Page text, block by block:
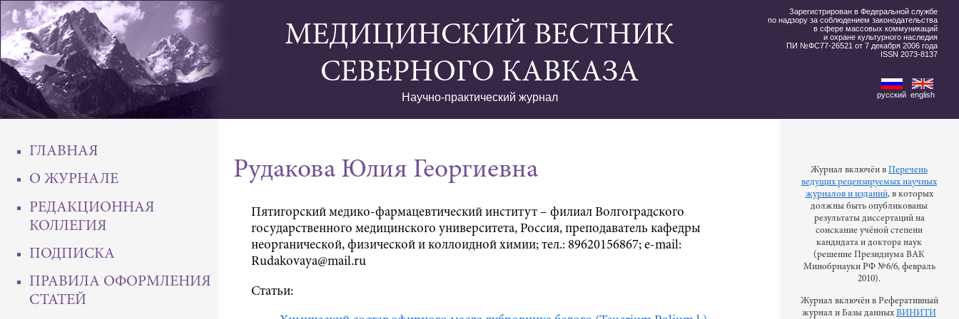
МЕДИЦИНСКИЙ ВЕСТНИК
СЕВЕРНОГО КАВКАЗА
Научно-практический журнал
Зарегистрирован в Федеральной службе
по надзору за соблюдением законодательства
в сфере массовых коммуникаций
и охране культурного наследия
ПИ №ФС77-26521 от 7 декабря 2006 года
ISSN 2073-8137
русский english
ГЛАВНАЯ
О ЖУРНАЛЕ
РЕДАКЦИОННАЯ
КОЛЛЕГИЯ
ПОДПИСКА
ПРАВИЛА ОФОРМЛЕНИЯ
СТАТЕЙ
Журнал включён в Перечень
ведущих рецензируемых научных
журналов и изданий, в которых
должны быть опубликованы
результаты диссертаций на
соискание учёной степени
кандидата и доктора наук
(решение Президиума ВАК
Минобрнауки РФ №6/6, февраль
2010).
Журнал включён в Реферативный
журнал и Базы данныхВИНИТИ
Рудакова Юлия Георгиевна
Пятигорский медико-фармацевтический институт – филиал Волгоградского
государственного медицинского университета, Россия, преподаватель кафедры
неорганической, физической и коллоидной химии; тел.: 89620156867; е-mail:
Rudakovaya@mail.ru
Статьи: